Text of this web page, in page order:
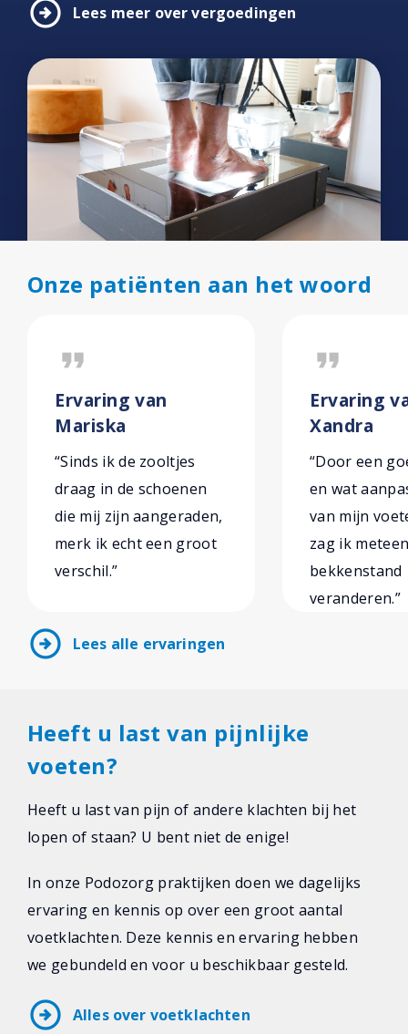
arrow_circle_right Lees meer over vergoedingen
Onze patiënten aan het woord
format_quote
Ervaring van
Mariska
“Sinds ik de zooltjes
draag in de schoenen
die mij zijn aangeraden,
merk ik echt een groot
verschil.”
format_quote
Ervaring
Xandra
“Door een
en wat
van mijn
zag ik
bekkenstand
veranderen.”
arrow_circle_right Lees alle ervaringen
Heeft u last van pijnlijke
voeten?
Heeft u last van pijn of andere klachten bij het
lopen of staan? U bent niet de enige!
In onze Podozorg praktijken doen we dagelijks
ervaring en kennis op over een groot aantal
voetklachten. Deze kennis en ervaring hebben
we gebundeld en voor u beschikbaar gesteld.
arrow_circle_right Alles over voetklachten